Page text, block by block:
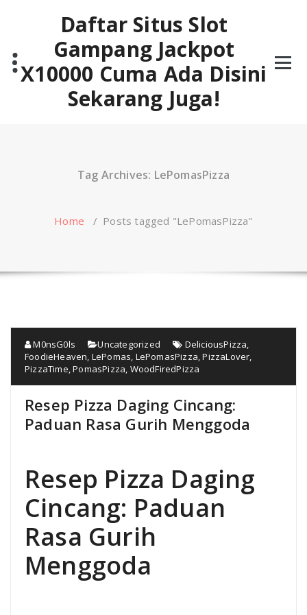
Daftar Situs Slot
Gampang Jackpot
X10000 Cuma Ada Disini
Sekarang Juga!
Tag Archives: LePomasPizza
Home / Posts tagged "LePomasPizza"
M0nsG0ls Uncategorized DeliciousPizza
FoodieHeaven LePomas LePomasPizza ,PizzaLover
PizzaTime ,PomasPizza WoodFiredPizza
Resep Pizza Daging Cincang:
Paduan Rasa Gurih Menggoda
Resep Pizza Daging
Cincang: Paduan
Rasa Gurih
Menggoda